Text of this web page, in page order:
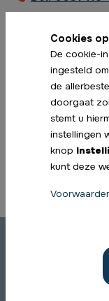
Geen resultaten
Cookies
De cookie-
ingesteld
de
doorgaat
stemt u
instellingen
knop
kunt deze